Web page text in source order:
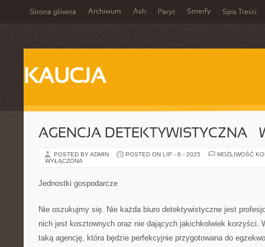
Strona główna Archiwum Ash Paryż Smerfy Spis Treści
KAUCJA
AGENCJA DETEKTYWISTYCZNA –
POSTED BY ADMIN POSTED ON LIP - 6 - 2025
MOŻLIWOŚĆ
WYŁĄCZONA
Jednostki gospodarcze
Nie oszukujmy się. Nie każda biuro detektywistyczne jest
nich jest kosztownych oraz nie dających jakichkolwiek korzyści.
taką agencję, która będzie perfekcyjnie przygotowana do